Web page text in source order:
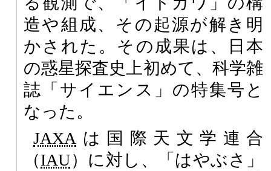
造や組成、その起源が解き明
かされた。その成果は、日本
の惑星探査史上初めて、科学雑
誌「サイエンス」の特集号と
なった。
JAXA は国際天文学連合
（IAU）に対し、「はやぶさ」